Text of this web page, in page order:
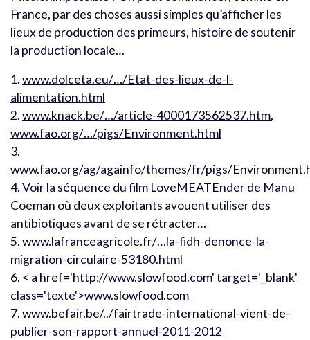
France, par des choses aussi simples qu’afficher les
lieux de production des primeurs, histoire de soutenir
la production locale…
1.www.dolceta.eu/…/Etat-des-lieux-de-l-
alimentation.html
2.www.knack.be/…/article-4000173562537.htm,
www.fao.org/…/pigs/Environment.html
3.
www.fao.org/ag/againfo/themes/fr/pigs/
4. Voir la séquence du film LoveMEATEnder de Manu
Coeman où deux exploitants avouent utiliser des
antibiotiques avant de se rétracter…
5.www.lafranceagricole.fr/…la-fidh-denonce-la-
migration-circulaire-53180.html
6. < a href='http://www.slowfood.com' target='_blank'
class='texte'>www.slowfood.com
7.www.befair.be/../fairtrade-international-vient-de-
publier-son-rapport-annuel-2011-2012